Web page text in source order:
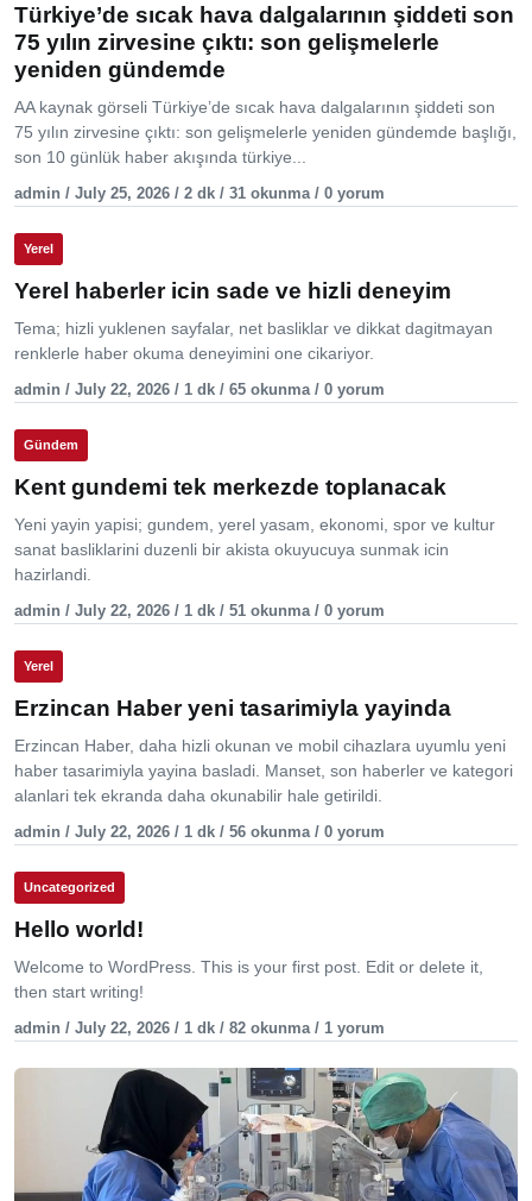
Türkiye’de sıcak hava dalgalarının şiddeti son
75 yılın zirvesine çıktı: son gelişmelerle
yeniden gündemde
AA kaynak görseli Türkiye’de sıcak hava dalgalarının şiddeti son
75 yılın zirvesine çıktı: son gelişmelerle yeniden gündemde başlığı,
son 10 günlük haber akışında türkiye...
admin / July 25, 2026 / 2 dk / 31 okunma / 0 yorum
Yerel
Yerel haberler icin sade ve hizli deneyim
Tema; hizli yuklenen sayfalar, net basliklar ve dikkat dagitmayan
renklerle haber okuma deneyimini one cikariyor.
admin / July 22, 2026 / 1 dk / 65 okunma / 0 yorum
Gündem
Kent gundemi tek merkezde toplanacak
Yeni yayin yapisi; gundem, yerel yasam, ekonomi, spor ve kultur
sanat basliklarini duzenli bir akista okuyucuya sunmak icin
hazirlandi.
admin / July 22, 2026 / 1 dk / 51 okunma / 0 yorum
Yerel
Erzincan Haber yeni tasarimiyla yayinda
Erzincan Haber, daha hizli okunan ve mobil cihazlara uyumlu yeni
haber tasarimiyla yayina basladi. Manset, son haberler ve kategori
alanlari tek ekranda daha okunabilir hale getirildi.
admin / July 22, 2026 / 1 dk / 56 okunma / 0 yorum
Uncategorized
Hello world!
Welcome to WordPress. This is your first post. Edit or delete it,
then start writing!
admin / July 22, 2026 / 1 dk / 82 okunma / 1 yorum